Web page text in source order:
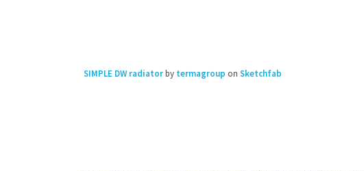
SIMPLE DW radiatorby termagroup on Sketchfab